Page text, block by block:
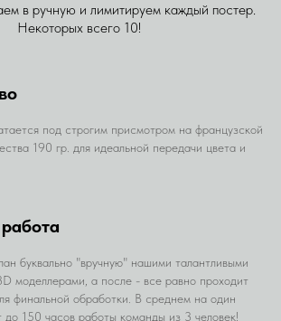
в ручную и лимитируем каждый постер.
Некоторых всего 10!
под строгим присмотром на французской
190 гр. для идеальной передачи цвета и
буквально "вручную" нашими талантливыми
моделлерами, а после - все равно проходит
финальной обработки. В среднем на один
до 150 часов работы команды из 3 человек!